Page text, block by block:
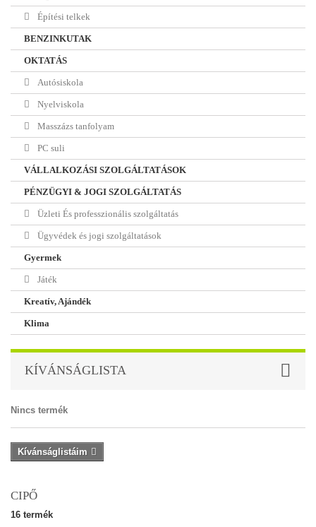
Építési telkek
BENZINKUTAK
OKTATÁS
Autósiskola
Nyelviskola
Masszázs tanfolyam
PC suli
VÁLLALKOZÁSI SZOLGÁLTATÁSOK
PÉNZÜGYI & JOGI SZOLGÁLTATÁS
Üzleti És professzionális szolgáltatás
Ügyvédek és jogi szolgáltatások
Gyermek
Játék
Kreatív, Ajándék
Klima
KÍVÁNSÁGLISTA
Nincs termék
Kívánságlistáim
CIPŐ
16 termék